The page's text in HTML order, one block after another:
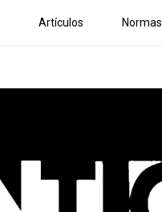
Artículos Normas